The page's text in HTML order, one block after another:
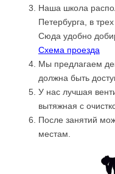
Наша школа
Петербурга, в
Сюда удобно
Схема проезда
Мы предлагаем
должна быть
У нас лучшая
вытяжная с
После занятий
местам.